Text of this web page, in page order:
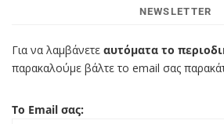
NEWSLETTER
Για να λαμβάνετε αυτόματα το
παρακαλούμε βάλτε το email σας
Το Email σας: